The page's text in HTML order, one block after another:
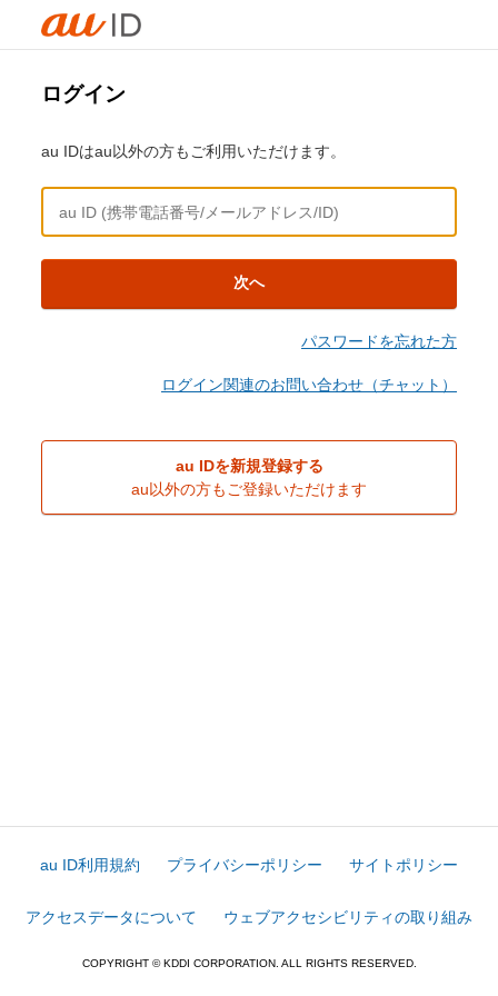
ログイン
au IDはau以外の方もご利用いただけます。
次へ
パスワードを忘れた方
ログイン関連のお問い合わせ（チャット）
au IDを新規登録する
au以外の方もご登録いただけます
au ID利用規約 プライバシーポリシー サイトポリシー
アクセスデータについて ウェブアクセシビリティの取り組み
COPYRIGHT © KDDI CORPORATION. ALL RIGHTS RESERVED.